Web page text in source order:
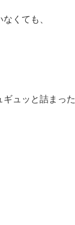
くても、
ュッと詰まった